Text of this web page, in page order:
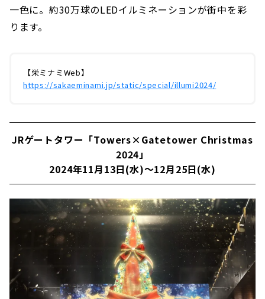
一色に。約30万球のLEDイルミネーションが街中を彩
ります。
【栄ミナミWeb】
https://sakaeminami.jp/static/special/illumi2024/
JRゲートタワー「Towers×Gatetower Christmas
2024」
2024年11月13日(水)～12月25日(水)